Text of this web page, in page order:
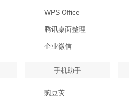
WPS Office
腾讯桌面整理
企业微信
手机助手
豌豆荚